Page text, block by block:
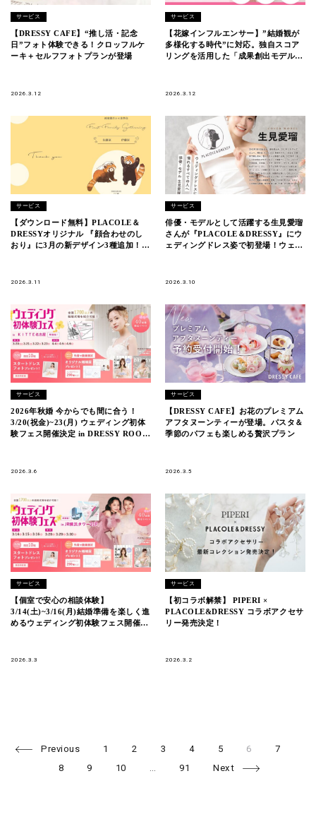
サービス
【DRESSY CAFE】“推し活・記念
日”フォト体験できる！クロッフルケ
ーキ＋セルフフォトプランが登場
2026.3.12
サービス
【花嫁インフルエンサー】”結婚観が
多様化する時代”に対応。独自スコア
リングを活用した「成果創出モデル」
2026.3.12
サービス
【ダウンロード無料】PLACOLE＆
DRESSYオリジナル 『顔合わせのし
おり』に3月の新デザイン3種追加！名
2026.3.11
サービス
俳優・モデルとして活躍する生見愛瑠
さんが『PLACOLE＆DRESSY』にウ
ェディングドレス姿で初登場！ウェデ
2026.3.10
サービス
2026年秋婚 今からでも間に合う！
3/20(祝金)~23(月) ウェディング初体
験フェス開催決定 in DRESSY ROOM
2026.3.6
サービス
【DRESSY CAFE】お花のプレミアム
アフタヌーンティーが登場。パスタ＆
季節のパフェも楽しめる贅沢プラン
2026.3.5
サービス
【個室で安心の相談体験】
3/14(土)~3/16(月)結婚準備を楽しく進
めるウェディング初体験フェス開催決
2026.3.3
サービス
【初コラボ解禁】 PIPERI ×
PLACOLE&DRESSY コラボアクセサ
リー発売決定！
2026.3.2
Posts
navigation
Previous 1 2 3 4 5 6 7
8 9 10 91 Next